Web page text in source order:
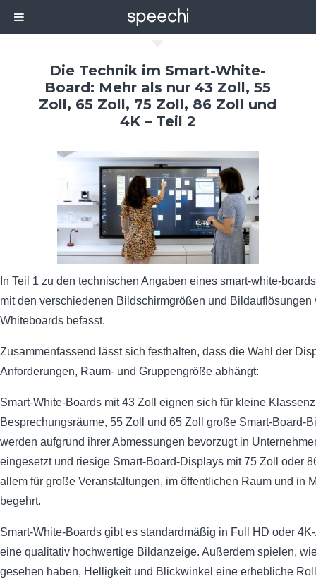
Die Technik im Smart-White-
Board: Mehr als nur 43 Zoll, 55
Zoll, 65 Zoll, 75 Zoll, 86 Zoll und
4K – Teil 2
In Teil 1 zu den technischen Angaben eines smart-white-
mit den verschiedenen Bildschirmgrößen und Bildauflösungen
Whiteboards befasst.
Zusammenfassend lässt sich festhalten, dass die Wahl der
Anforderungen, Raum- und Gruppengröße abhängt:
Smart-White-Boards mit 43 Zoll eignen sich für kleine
Besprechungsräume, 55 Zoll und 65 Zoll große Smart-Board-
werden aufgrund ihrer Abmessungen bevorzugt in
eingesetzt und riesige Smart-Board-Displays mit 75 Zoll oder
allem für große Veranstaltungen, im öffentlichen Raum und in
begehrt.
Smart-White-Boards gibt es standardmäßig in Full HD oder
eine qualitativ hochwertige Bildanzeige. Außerdem spielen,
gesehen haben, Helligkeit und Blickwinkel eine erhebliche